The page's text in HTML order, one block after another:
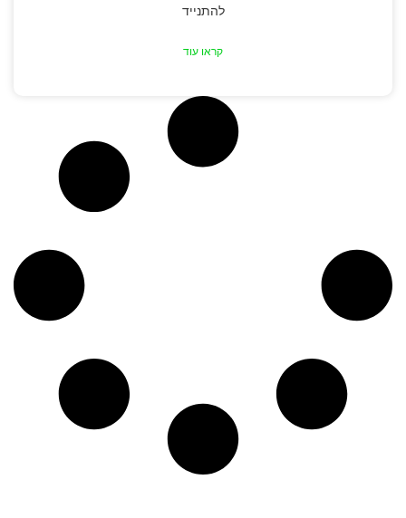
להתנייד
קראו עוד